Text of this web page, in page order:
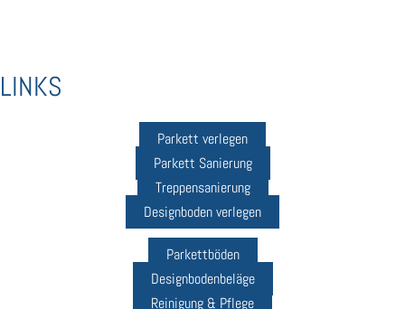
LINKS
Parkett verlegen
Parkett Sanierung
Treppensanierung
Designboden verlegen
Parkettböden
Designbodenbeläge
Reinigung & Pflege